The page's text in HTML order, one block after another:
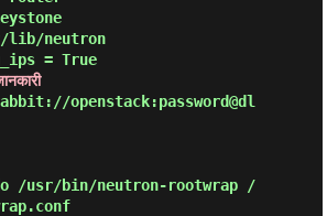
lib/neutron
allow_overlapping_ips = True
openstack:password@dl
/usr/bin/neutron-rootwrap /